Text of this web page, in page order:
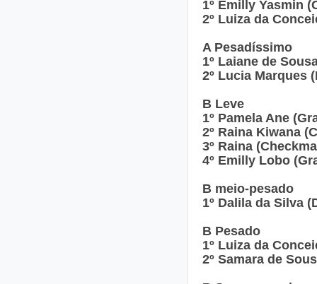
1º Emilly Yasmin
2º Luiza da
A Pesadíssimo
1º Laiane de
2º Lucia Marques
B Leve
1º Pamela Ane
2º Raina Kiwana
3º Raina
4º Emilly Lobo
B meio-pesado
1º Dalila da Silva
B Pesado
1º Luiza da
2º Samara de